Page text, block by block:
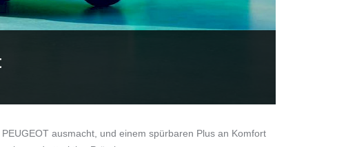
ausmacht, und einem spürbaren Plus an Komfort